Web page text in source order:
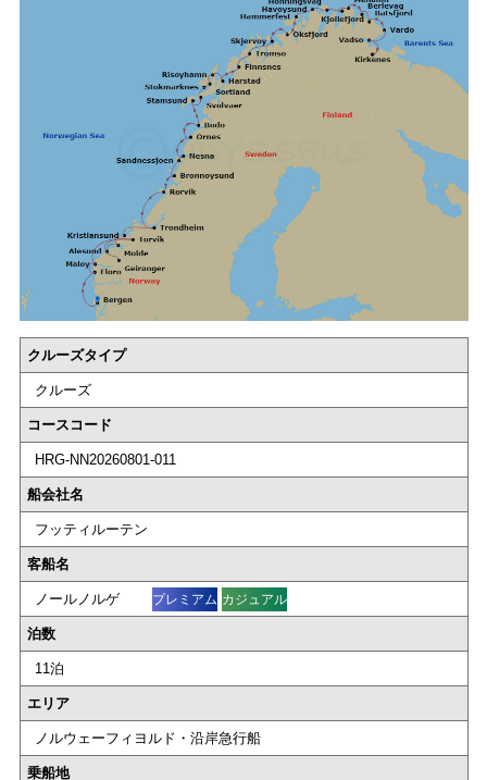
クルーズタイプ
クルーズ
コースコード
HRG-NN20260801-011
船会社名
フッティルーテン
客船名
ノールノルゲ プレミアム カジュアル
泊数
11泊
エリア
ノルウェーフィヨルド・沿岸急行船
乗船地